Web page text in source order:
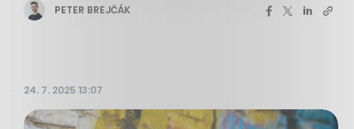
PETER BREJČÁK
24. 7. 2025 13:07